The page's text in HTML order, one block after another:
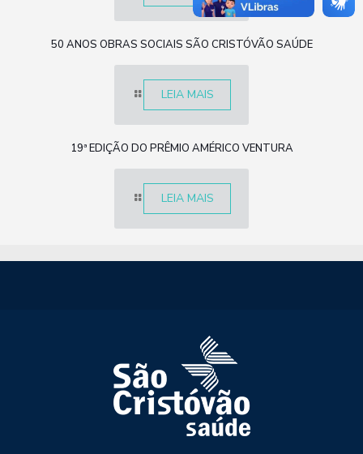
50 ANOS OBRAS SOCIAIS SÃO CRISTÓVÃO SAÚDE
LEIA MAIS
19ª EDIÇÃO DO PRÊMIO AMÉRICO VENTURA
LEIA MAIS